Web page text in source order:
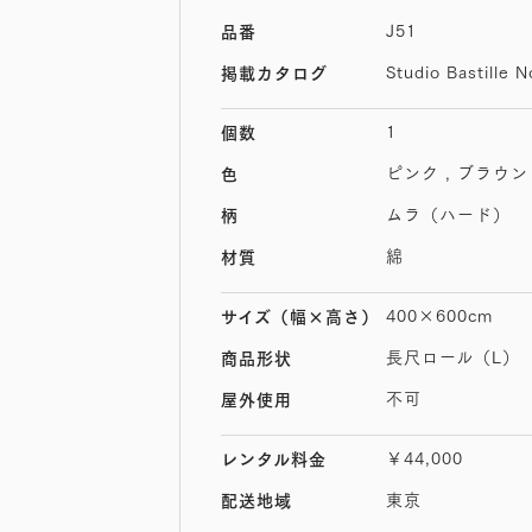
品番 J51
掲載カタログ Studio Bastille
個数 1
色 ピンク , ブラウン
柄 ムラ（ハード）
材質 綿
サイズ （幅×高さ） 400×600cm
商品形状 長尺ロール（L）
屋外使用 不可
レンタル料金 ￥44,000
配送地域 東京